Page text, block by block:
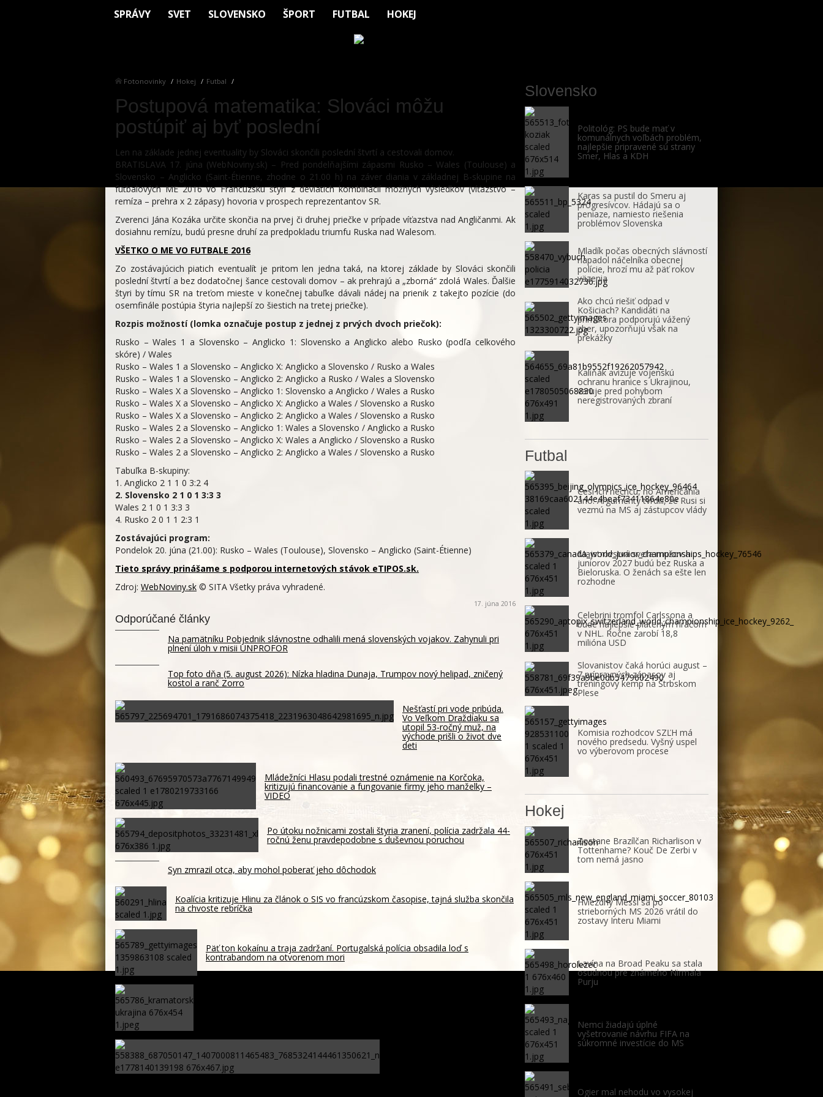
SPRÁVY SVET SLOVENSKO ŠPORT FUTBAL HOKEJ
Fotonovinky Hokej Futbal
Postupová matematika: Slováci môžu
postúpiť aj byť poslední
Len na základe jednej eventuality by Slováci skončili poslední štvrtí a cestovali domov.
BRATISLAVA 17. júna (WebNoviny.sk) – Pred pondelňajšími zápasmi Rusko – Wales (Toulouse) a
Slovensko – Anglicko (Saint-Étienne, zhodne o 21.00 h) na záver diania v základnej B-skupine na
futbalových ME 2016 vo Francúzsku štyri z deviatich kombinácií možných výsledkov (víťazstvo –
remíza – prehra x 2 zápasy) hovoria v prospech reprezentantov SR.
Zverenci Jána Kozáka určite skončia na prvej či druhej priečke v prípade víťazstva nad Angličanmi. Ak
dosiahnu remízu, budú presne druhí za predpokladu triumfu Ruska nad Walesom.
VŠETKO O ME VO FUTBALE 2016
Zo zostávajúcich piatich eventualít je pritom len jedna taká, na ktorej základe by Slováci skončili
poslední štvrtí a bez dodatočnej šance cestovali domov – ak prehrajú a „zborná“ zdolá Wales. Ďalšie
štyri by tímu SR na treťom mieste v konečnej tabuľke dávali nádej na prienik z takejto pozície (do
osemfinále postúpia štyria najlepší zo šiestich na tretej priečke).
Rozpis možností (lomka označuje postup z jednej z prvých dvoch priečok):
Rusko – Wales 1 a Slovensko – Anglicko 1: Slovensko a Anglicko alebo Rusko (podľa celkového
skóre) / Wales
Rusko – Wales 1 a Slovensko – Anglicko X: Anglicko a Slovensko / Rusko a Wales
Rusko – Wales 1 a Slovensko – Anglicko 2: Anglicko a Rusko / Wales a Slovensko
Rusko – Wales X a Slovensko – Anglicko 1: Slovensko a Anglicko / Wales a Rusko
Rusko – Wales X a Slovensko – Anglicko X: Anglicko a Wales / Slovensko a Rusko
Rusko – Wales X a Slovensko – Anglicko 2: Anglicko a Wales / Slovensko a Rusko
Rusko – Wales 2 a Slovensko – Anglicko 1: Wales a Slovensko / Anglicko a Rusko
Rusko – Wales 2 a Slovensko – Anglicko X: Wales a Anglicko / Slovensko a Rusko
Rusko – Wales 2 a Slovensko – Anglicko 2: Anglicko a Wales / Slovensko a Rusko
Tabuľka B-skupiny:
1. Anglicko 2 1 1 0 3:2 4
2. Slovensko 2 1 0 1 3:3 3
Wales 2 1 0 1 3:3 3
4. Rusko 2 0 1 1 2:3 1
Zostávajúci program:
Pondelok 20. júna (21.00): Rusko – Wales (Toulouse), Slovensko – Anglicko (Saint-Étienne)
Tieto správy prinášame s podporou internetových stávok eTIPOS.sk.
Zdroj: WebNoviny.sk © SITA Všetky práva vyhradené.
17. júna 2016
Odporúčané články
Na pamätníku Pobjednik slávnostne odhalili mená slovenských vojakov. Zahynuli pri
plnení úloh v misii UNPROFOR
Top foto dňa (5. august 2026): Nízka hladina Dunaja, Trumpov nový helipad, zničený
kostol a ranč Zorro
Nešťastí pri vode pribúda.
Vo Veľkom Draždiaku sa
utopil 53-ročný muž, na
východe prišli o život dve
deti
Mládežníci Hlasu podali trestné oznámenie na Korčoka,
kritizujú financovanie a fungovanie firmy jeho manželky –
VIDEO
Po útoku nožnicami zostali štyria zranení, polícia zadržala 44-
ročnú ženu pravdepodobne s duševnou poruchou
Syn zmrazil otca, aby mohol poberať jeho dôchodok
Koalícia kritizuje Hlinu za článok o SIS vo francúzskom časopise, tajná služba skončila
na chvoste rebríčka
Päť ton kokaínu a traja zadržaní. Portugalská polícia obsadila loď s
kontrabandom na otvorenom mori
Slovensko
Politológ: PS bude mať v
komunálnych voľbách problém,
najlepšie pripravené sú strany
Smer, Hlas a KDH
Karas sa pustil do Smeru aj
progresívcov. Hádajú sa o
peniaze, namiesto riešenia
problémov Slovenska
Mladík počas obecných slávností
napadol náčelníka obecnej
polície, hrozí mu až päť rokov
väzenia
Ako chcú riešiť odpad v
Košiciach? Kandidáti na
primátora podporujú vážený
zber, upozorňujú však na
prekážky
Kaliňák avizuje vojenskú
ochranu hranice s Ukrajinou,
varuje pred pohybom
neregistrovaných zbraní
Futbal
Česi ich nechcú, no Američania
áno. Argumenty tvrdili, že Rusi si
vezmú na MS aj zástupcov vlády
Majstrovstvá sveta mužov a
juniorov 2027 budú bez Ruska a
Bieloruska. O ženách sa ešte len
rozhodne
Celebrini tromfol Carlssona a
bude najlepšie plateným hráčom
v NHL. Ročne zarobí 18,8
milióna USD
Slovanistov čaká horúci august –
7 prípravných zápasov aj
tréningový kemp na Štrbskom
Plese
Komisia rozhodcov SZĽH má
nového predsedu. Vyšný uspel
vo výberovom procese
Hokej
Zostane Brazílčan Richarlison v
Tottenhame? Kouč De Zerbi v
tom nemá jasno
Hviezdny Messi sa po
strieborných MS 2026 vrátil do
zostavy Interu Miami
Lavína na Broad Peaku sa stala
osudnou pre známeho Nirmala
Purju
Nemci žiadajú úplné
vyšetrovanie návrhu FIFA na
súkromné investície do MS
Ogier mal nehodu vo vysokej